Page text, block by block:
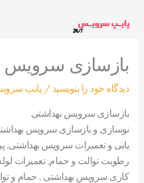
بازسازی سرویس
دیدگاه‌ خود را بنویسید / پایپ
بازسازی سرویس بهداشتی
نوسازی و بازسازی سرویس
یابی و تعمیرات سرویس بهداشتی,
رطوبت توالت و حمام, تعمیرات
کاری سرویس بهداشتی , حمام و